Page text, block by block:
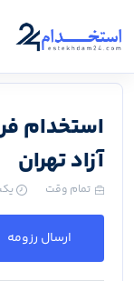
استخدام
آزاد تهران
تمام وقت
ارسال رزومه